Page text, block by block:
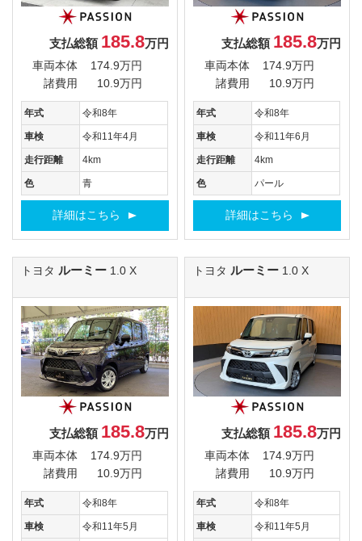
支払総額 185.8万円
車両本体
174.9万円
諸費用
10.9万円
年式 令和8年
車検 令和11年4月
走行距離 4km
色 青
詳細はこちら
支払総額 185.8万円
車両本体
174.9万円
諸費用
10.9万円
年式 令和8年
車検 令和11年6月
走行距離 4km
色 パール
詳細はこちら
トヨタ ルーミー 1.0 X
支払総額 185.8万円
車両本体
174.9万円
諸費用
10.9万円
年式 令和8年
車検 令和11年5月
トヨタ ルーミー 1.0 X
支払総額 185.8万円
車両本体
174.9万円
諸費用
10.9万円
年式 令和8年
車検 令和11年5月